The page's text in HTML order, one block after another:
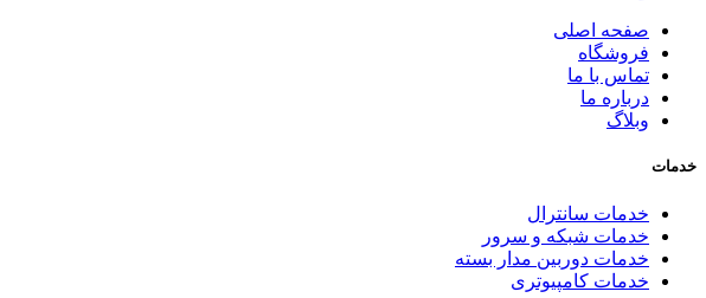
صفحه اصلی
فروشگاه
تماس با ما
درباره ما
وبلاگ
خدمات
خدمات سانترال
خدمات شبکه و سرور
خدمات دوربین مدار بسته
خدمات کامپیوتری